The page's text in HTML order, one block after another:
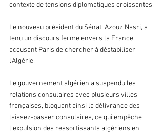
contexte de tensions diplomatiques croissantes.
Le nouveau président du Sénat, Azouz Nasri, a
tenu un discours ferme envers la France,
accusant Paris de chercher à déstabiliser
l'Algérie.
Le gouvernement algérien a suspendu les
relations consulaires avec plusieurs villes
françaises, bloquant ainsi la délivrance des
laissez-passer consulaires, ce qui empêche
l’expulsion des ressortissants algériens en